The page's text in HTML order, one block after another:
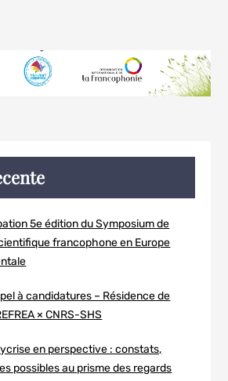
5e édition du Symposium de
francophone en Europe
à candidatures – Résidence de
× CNRS-SHS
en perspective : constats,
possibles au prisme des regards